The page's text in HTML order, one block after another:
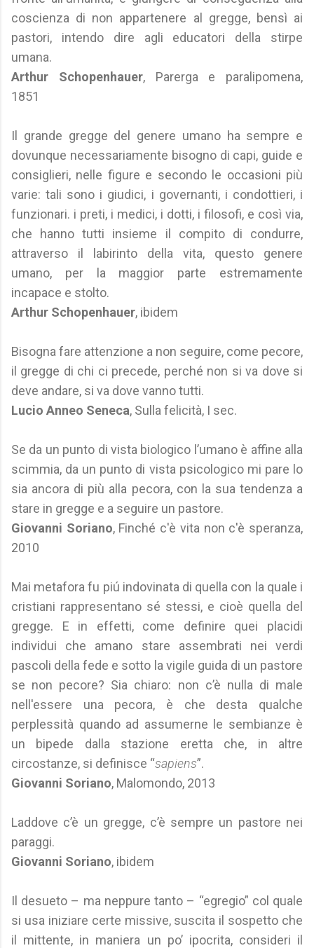
coscienza di non appartenere al gregge, bensì ai
pastori, intendo dire agli educatori della stirpe
umana.
Arthur Schopenhauer, Parerga e paralipomena,
1851
Il grande gregge del genere umano ha sempre e
dovunque necessariamente bisogno di capi, guide e
consiglieri, nelle figure e secondo le occasioni più
varie: tali sono i giudici, i governanti, i condottieri, i
funzionari. i preti, i medici, i dotti, i filosofi, e così via,
che hanno tutti insieme il compito di condurre,
attraverso il labirinto della vita, questo genere
umano, per la maggior parte estremamente
incapace e stolto.
Arthur Schopenhauer, ibidem
Bisogna fare attenzione a non seguire, come pecore,
il gregge di chi ci precede, perché non si va dove si
deve andare, si va dove vanno tutti.
Lucio Anneo Seneca, Sulla felicità, I sec.
Se da un punto di vista biologico l’umano è affine alla
scimmia, da un punto di vista psicologico mi pare lo
sia ancora di più alla pecora, con la sua tendenza a
stare in gregge e a seguire un pastore.
Giovanni Soriano, Finché c'è vita non c'è speranza,
2010
Mai metafora fu piú indovinata di quella con la quale i
cristiani rappresentano sé stessi, e cioè quella del
gregge. E in effetti, come definire quei placidi
individui che amano stare assembrati nei verdi
pascoli della fede e sotto la vigile guida di un pastore
se non pecore? Sia chiaro: non c’è nulla di male
nell'essere una pecora, è che desta qualche
perplessità quando ad assumerne le sembianze è
un bipede dalla stazione eretta che, in altre
circostanze, si definisce “sapiens”.
Giovanni Soriano, Malomondo, 2013
Laddove c’è un gregge, c’è sempre un pastore nei
paraggi.
Giovanni Soriano, ibidem
Il desueto – ma neppure tanto – “egregio” col quale
si usa iniziare certe missive, suscita il sospetto che
il mittente, in maniera un po’ ipocrita, consideri il